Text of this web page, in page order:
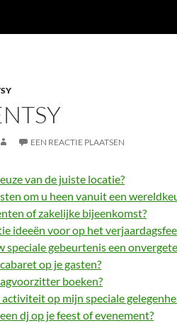
EEN REACTIE PLAATSEN
van de juiste locatie?
om u heen vanuit een
of zakelijke bijeenkomst?
ideeën voor op het
speciale gebeurtenis een
op je gasten?
boeken?
activiteit op mijn speciale
dj op je feest of evenement?